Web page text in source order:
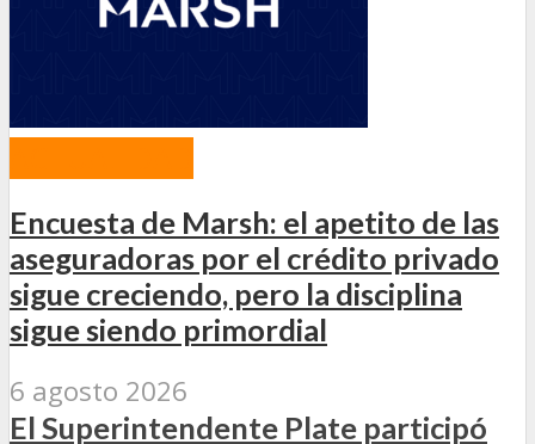
Encuesta de Marsh: el apetito de las
aseguradoras por el crédito privado
sigue creciendo, pero la disciplina
sigue siendo primordial
6 agosto 2026
El Superintendente Plate participó